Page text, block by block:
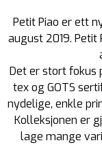
Petit Piao er ett
august 2019.
Det er stort fokus
tex og GOTS
nydelige, enkle
Kolleksjonen er
lage mange